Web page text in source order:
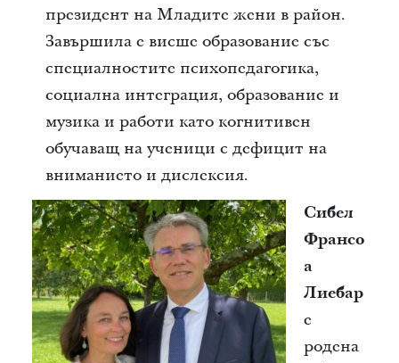
президент на Младите жени в район.
Завършила е висше образование със
специалностите психопедагогика,
социална интеграция, образование и
музика и работи като когнитивен
обучаващ на ученици с дефицит на
вниманието и дислексия.
Сибел
Франсо
а
Лиебар
е
родена